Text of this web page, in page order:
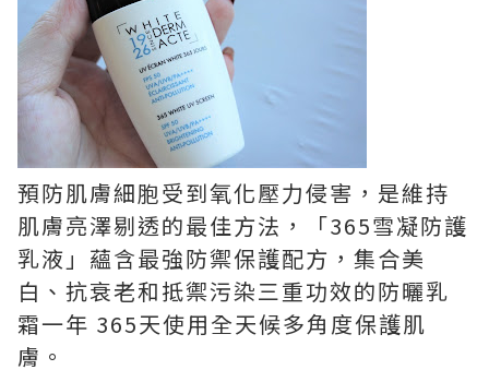
預防肌膚細胞受到氧化壓力侵害，是維持
肌膚亮澤剔透的最佳方法，
「365雪凝防護
乳液」 蘊含最強防禦保護配方，集合美
白、抗衰老和抵禦污染三重功效的防曬乳
霜一年 365天使用全天候多角度保護肌
膚 。